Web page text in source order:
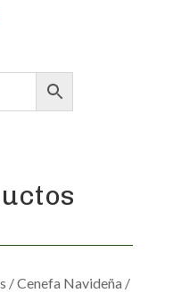
/Cenefa Navideña /